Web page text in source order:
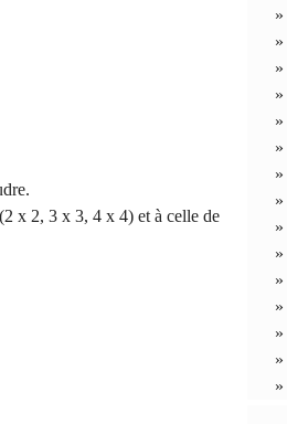
x 2, 3 x 3, 4 x 4) et à celle de